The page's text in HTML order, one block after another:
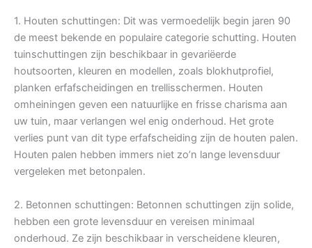
1. Houten schuttingen: Dit was vermoedelijk begin jaren 90
de meest bekende en populaire categorie schutting. Houten
tuinschuttingen zijn beschikbaar in gevariëerde
houtsoorten, kleuren en modellen, zoals blokhutprofiel,
planken erfafscheidingen en trellisschermen. Houten
omheiningen geven een natuurlijke en frisse charisma aan
uw tuin, maar verlangen wel enig onderhoud. Het grote
verlies punt van dit type erfafscheiding zijn de houten palen.
Houten palen hebben immers niet zo’n lange levensduur
vergeleken met betonpalen.
2. Betonnen schuttingen: Betonnen schuttingen zijn solide,
hebben een grote levensduur en vereisen minimaal
onderhoud. Ze zijn beschikbaar in verscheidene kleuren,